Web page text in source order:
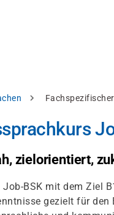
zielorientiert,
BSK mit dem Ziel
gezielt für